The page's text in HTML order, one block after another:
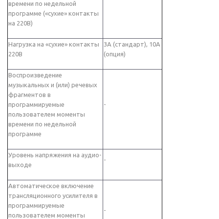
времени по недельной
программе («сухие» контакты
на 220В)
Нагрузка на «сухие» контакты
220В
3А (стандарт), 10А
(опция)
Воспроизведение
музыкальных и (или) речевых
фрагментов в
программируемые
пользователем моменты
времени по недельной
программе
-
Уровень напряжения на аудио-
выходе
-
Автоматическое включение
трансляционного усилителя в
программируемые
пользователем моменты
-